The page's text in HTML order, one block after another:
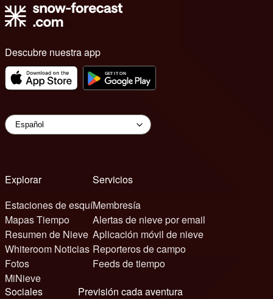
Descubre nuestra app
Explorar
Estaciones de esquí
Mapas Tiempo
Resumen de Nieve
Whiteroom Noticias
Fotos
MiNieve
Servicios
Membresía
Alertas de nieve por email
Aplicación móvil de nieve
Reporteros de campo
Feeds de tiempo
Sociales
Previsión cada aventura